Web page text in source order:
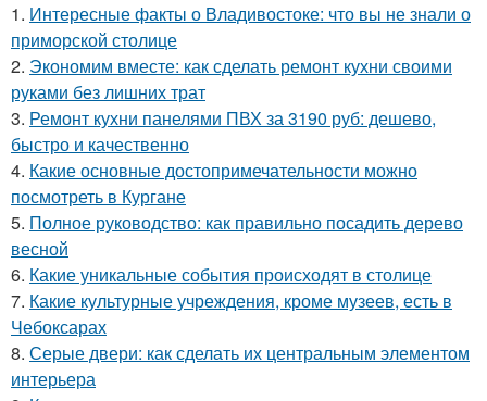
1. Интересные факты о Владивостоке: что вы не знали о
приморской столице
2. Экономим вместе: как сделать ремонт кухни своими
руками без лишних трат
3. Ремонт кухни панелями ПВХ за 3190 руб: дешево,
быстро и качественно
4. Какие основные достопримечательности можно
посмотреть в Кургане
5. Полное руководство: как правильно посадить дерево
весной
6. Какие уникальные события происходят в столице
7. Какие культурные учреждения, кроме музеев, есть в
Чебоксарах
8. Серые двери: как сделать их центральным элементом
интерьера